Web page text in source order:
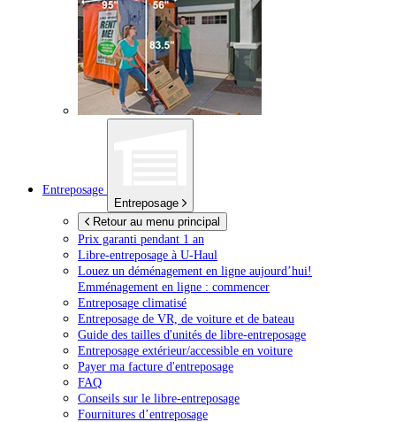
Entreposage
Entreposage
Retour au menu principal
Prix garanti pendant 1 an
Libre-entreposage à U-Haul
Louez un déménagement en ligne aujourd’hui!
Emménagement en ligne : commencer
Entreposage climatisé
Entreposage de VR, de voiture et de bateau
Guide des tailles d'unités de libre-entreposage
Entreposage extérieur/accessible en voiture
Payer ma facture d'entreposage
FAQ
Conseils sur le libre-entreposage
Fournitures d’entreposage